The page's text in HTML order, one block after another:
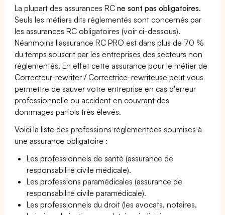
La plupart des assurances RCne sont pas obligatoires.
Seuls les métiers dits réglementés sont concernés par
les assurances RC obligatoires (voir ci-dessous).
Néanmoins l'assurance RC PRO est dans plus de 70 %
du temps souscrit par les entreprises des secteurs non
réglementés. En effet cette assurance pour le métier de
Correcteur-rewriter / Correctrice-rewriteuse peut vous
permettre de sauver votre entreprise en cas d'erreur
professionnelle ou accident en couvrant des
dommages parfois très élevés.
Voici la liste des professions réglementées soumises à
une assurance obligatoire :
Les professionnels de santé (assurance de
responsabilité civile médicale).
Les professions paramédicales (assurance de
responsabilité civile paramédicale).
Les professionnels du droit (les avocats, notaires,